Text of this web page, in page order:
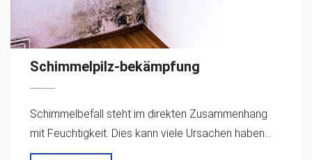
Schimmelpilz-bekämpfung
Schimmelbefall steht im direkten Zusammenhang
mit Feuchtigkeit. Dies kann viele Ursachen haben...